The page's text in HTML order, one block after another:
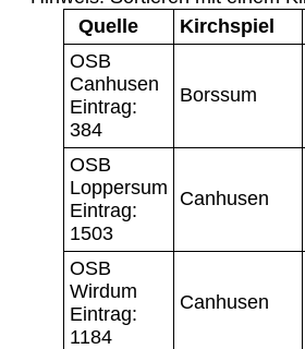
Quelle
Kirchspiel
OSB
Canhusen
Eintrag:
384
Borssum
OSB
Loppersum
Eintrag:
1503
Canhusen
OSB
Wirdum
Eintrag:
1184
Canhusen